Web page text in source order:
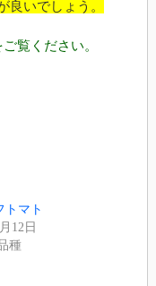
良いでしょう。
覧ください。
トマト
12日
種